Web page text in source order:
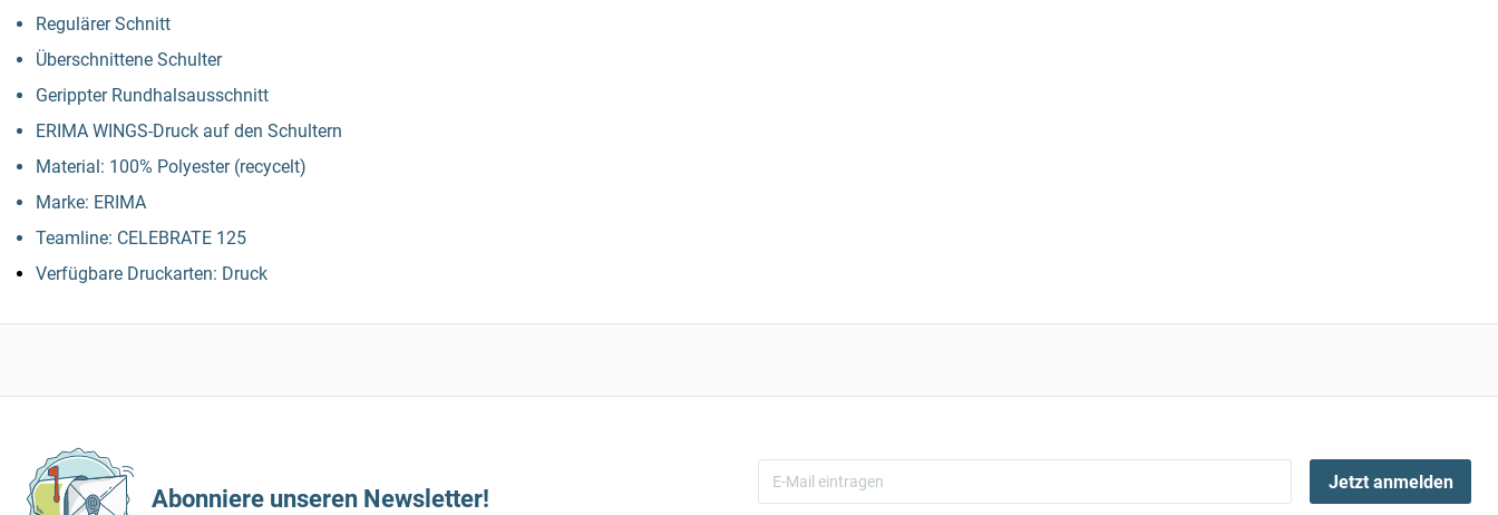
Regulärer Schnitt
Überschnittene Schulter
Gerippter Rundhalsausschnitt
ERIMA WINGS-Druck auf den Schultern
Material: 100% Polyester (recycelt)
Marke: ERIMA
Teamline: CELEBRATE 125
Verfügbare Druckarten: Druck
Abonniere unseren Newsletter!
Jetzt anmelden